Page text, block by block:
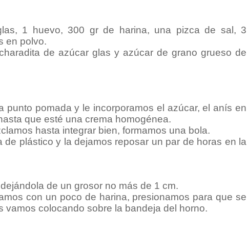
1 huevo, 300 gr de harina, una pizca de sal, 3
en polvo.
de azúcar glas y azúcar de grano grueso de
pomada y le incorporamos el azúcar, el anís en
que esté una crema homogénea.
hasta integrar bien, formamos una bola.
plástico y la dejamos reposar un par de horas en la
de un grosor no más de 1 cm.
con un poco de harina, presionamos para que se
vamos colocando sobre la bandeja del horno.